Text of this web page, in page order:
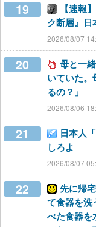
19
【速報
ク断層』日
2026/08/07
20
母と一
いていた。
るの？」
2026/08/06
21
日本人
しろよ
2026/08/07
22
先に帰
て食器を洗
べた食器を